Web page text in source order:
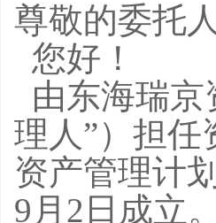
尊敬的委托人
您好！
由东海瑞京
理人”）担任
资产管理计
9月2日成立